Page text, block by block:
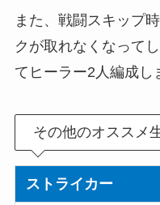
また、戦闘スキップ
クが取れなくなって
てヒーラー2人編成し
その他のオススメ
ストライカー